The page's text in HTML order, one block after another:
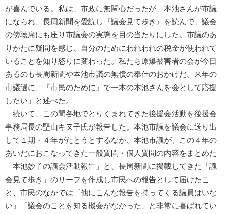
が喜んでいる。私は、市政に無関心だったが、本池さんが市議
になられ、長周新聞を愛読し『議会見て歩き』を読んで、議会
の傍聴席にも座り市議会の実態を目の当たりにした。市議のあ
りかたに疑問を感じ、自分のためにわれわれの税金が使われて
いることを知り怒りに変わった。私たち原爆被害者の会が今日
あるのも長周新聞や本池市議の無償の奉仕のおかげだ。来年の
市議選に、『市民のために』で一本の本池さんを会として応援
したい」と述べた。
続いて、この間各地でとりくまれてきた後援会活動を後援会
事務局長の堅山キヌ子氏が報告した。本池市議を議会に送り出
して１期・４年がたとうとするなか、本池市議が、この４年の
あいだにおこなってきた一般質問・個人質問の内容をまとめた
「本池妙子の議会活動報告」と、長周新聞に掲載してきた「議
会見て歩き」のリーフを作成し市民への報告として届けたこ
と、市民のなかでは「他にこんな報告を持ってくる議員はいな
い」「議会のことを知る機会がなかった」と非常に喜ばれてい